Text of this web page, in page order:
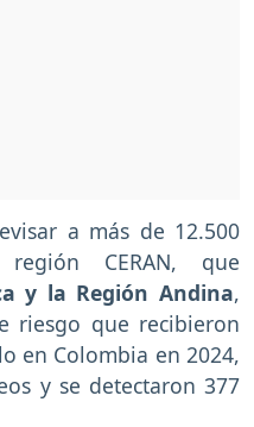
a más de 12.500
CERAN, que
y la Región Andina,
riesgo que recibieron
en Colombia en 2024,
y se detectaron 377